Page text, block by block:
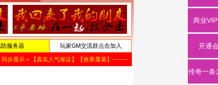
商业
开通
传奇一条